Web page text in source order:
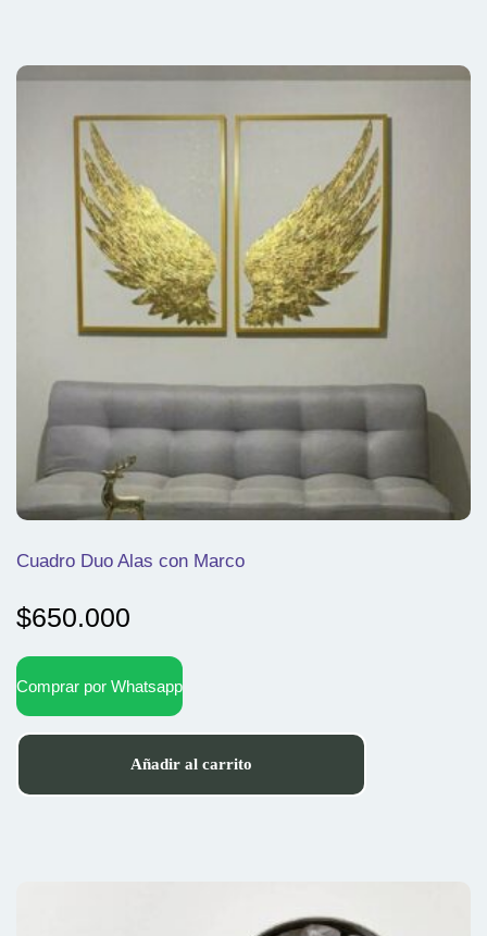
Cuadro Duo Alas con Marco
$650.000
Comprar por Whatsapp
Añadir al carrito